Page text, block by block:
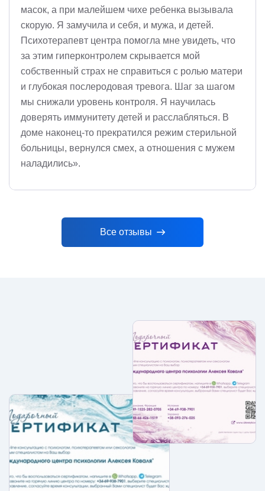
масок, а при малейшем чихе ребенка вызывала
скорую. Я замучила и себя, и мужа, и детей.
Психотерапевт центра помогла мне увидеть, что
за этим гиперконтролем скрывается мой
собственный страх не справиться с ролью матери
и глубокая послеродовая тревога. Шаг за шагом
мы снижали уровень контроля. Я научилась
доверять иммунитету детей и расслабляться. В
доме наконец-то прекратился режим стерильной
больницы, вернулся смех, а отношения с мужем
наладились».
Все отзывы